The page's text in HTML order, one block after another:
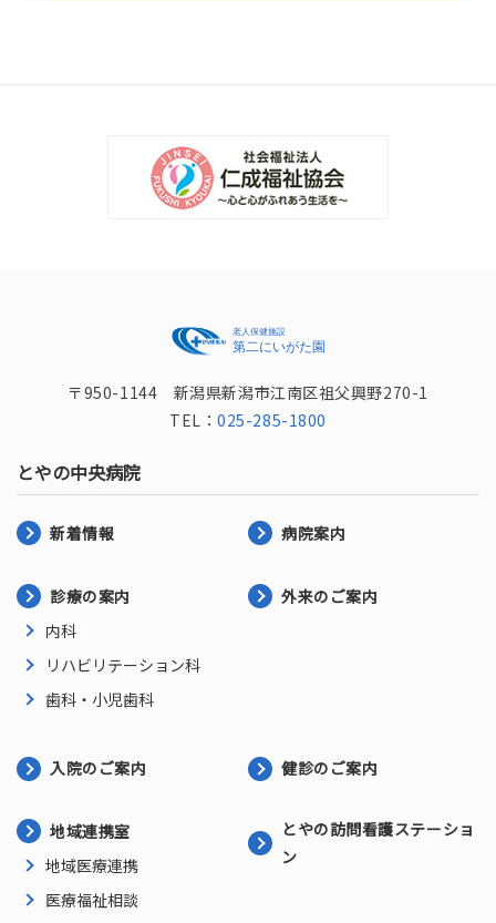
〒950-1144 新潟県新潟市江南区祖父興野270-1
TEL：025-285-1800
とやの中央病院
新着情報 病院案内
診療の案内
内科
リハビリテーション科
歯科・小児歯科
外来のご案内
入院のご案内 健診のご案内
地域連携室
地域医療連携
医療福祉相談
とやの訪問看護ステーショ
ン